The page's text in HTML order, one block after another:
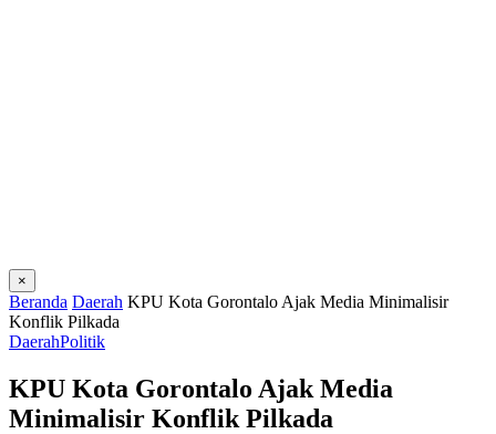
×
Beranda Daerah KPU Kota Gorontalo Ajak Media Minimalisir
Konflik Pilkada
DaerahPolitik
KPU Kota Gorontalo Ajak Media
Minimalisir Konflik Pilkada